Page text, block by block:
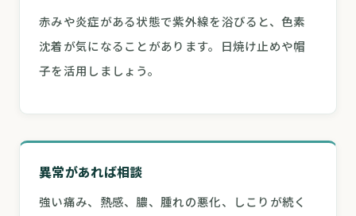
赤みや炎症がある状態で紫外線を浴びると、色素
沈着が気になることがあります。日焼け止めや帽
子を活用しましょう。
異常があれば相談
強い痛み、熱感、膿、腫れの悪化、しこりが続く